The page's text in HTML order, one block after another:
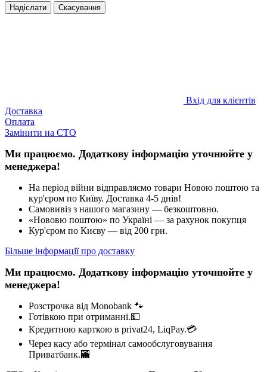
Надіслати Скасування
Вхід для клієнтів
Доставка
Оплата
Замінити на СТО
Ми працюємо. Додаткову інформацію уточнюйте у
менеджера!
На період війни відправляємо товари Новою поштою та
кур'єром по Київу. Доставка 4-5 днів!
Самовивіз з нашого магазину — безкоштовно.
«Нововю поштою» по Україні — за рахунок покупця
Кур'єром по Києву — від 200 грн.
Більше інформації про доставку
Ми працюємо. Додаткову інформацію уточнюйте у
менеджера!
Розстрочка від Monobank 🐾
Готівкою при отриманні.💵
Кредитною карткою в privat24, LiqPay.💳
Через касу або термінал самообслуговування
Приватбанк.🏧